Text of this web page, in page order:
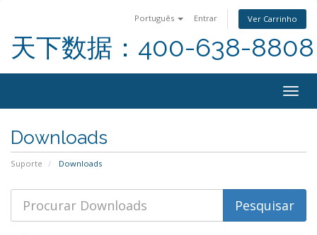
Português Entrar Ver Carrinho
天下数据：400-638-8808
Downloads
Suporte Downloads